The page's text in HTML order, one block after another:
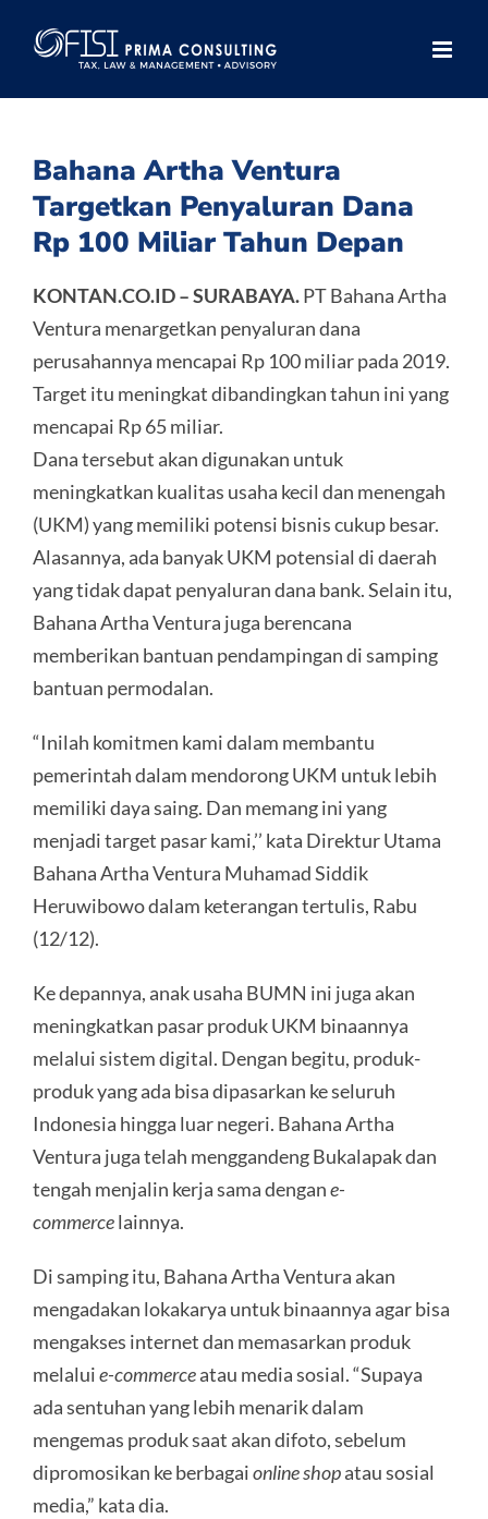
Bahana Artha Ventura
Targetkan Penyaluran Dana
Rp 100 Miliar Tahun Depan
KONTAN.CO.ID – SURABAYA.PT Bahana Artha
Ventura menargetkan penyaluran dana
perusahannya mencapai Rp 100 miliar pada 2019.
Target itu meningkat dibandingkan tahun ini yang
mencapai Rp 65 miliar.
Dana tersebut akan digunakan untuk
meningkatkan kualitas usaha kecil dan menengah
(UKM) yang memiliki potensi bisnis cukup besar.
Alasannya, ada banyak UKM potensial di daerah
yang tidak dapat penyaluran dana bank. Selain itu,
Bahana Artha Ventura juga berencana
memberikan bantuan pendampingan di samping
bantuan permodalan.
“Inilah komitmen kami dalam membantu
pemerintah dalam mendorong UKM untuk lebih
memiliki daya saing. Dan memang ini yang
menjadi target pasar kami,’’ kata Direktur Utama
Bahana Artha Ventura Muhamad Siddik
Heruwibowo dalam keterangan tertulis, Rabu
(12/12).
Ke depannya, anak usaha BUMN ini juga akan
meningkatkan pasar produk UKM binaannya
melalui sistem digital. Dengan begitu, produk-
produk yang ada bisa dipasarkan ke seluruh
Indonesia hingga luar negeri. Bahana Artha
Ventura juga telah menggandeng Bukalapak dan
tengah menjalin kerja sama dengane-
commercelainnya.
Di samping itu, Bahana Artha Ventura akan
mengadakan lokakarya untuk binaannya agar bisa
mengakses internet dan memasarkan produk
melaluie-commerceatau media sosial. “Supaya
ada sentuhan yang lebih menarik dalam
mengemas produk saat akan difoto, sebelum
dipromosikan ke berbagaionline shopatau sosial
media,” kata dia.